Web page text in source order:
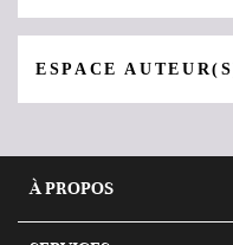
ESPACE
À PROPOS